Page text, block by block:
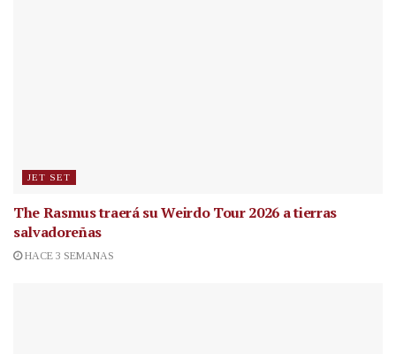
JET SET
The Rasmus traerá su Weirdo Tour 2026 a tierras
salvadoreñas
HACE 3 SEMANAS